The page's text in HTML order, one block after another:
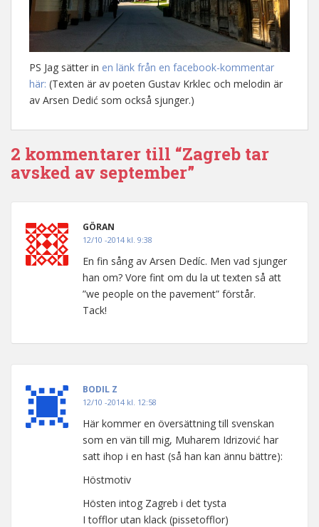
PS Jag sätter in en länk från en facebook-kommentar
här: (Texten är av poeten Gustav Krklec och melodin är
av Arsen Dedić som också sjunger.)
2 kommentarer till “Zagreb tar
avsked av september”
GÖRAN
12/10 -2014 kl. 9:38
En fin sång av Arsen Dedíc. Men vad sjunger
han om? Vore fint om du la ut texten så att
”we people on the pavement” förstår.
Tack!
BODIL Z
12/10 -2014 kl. 12:58
Här kommer en översättning till svenskan
som en vän till mig, Muharem Idrizović har
satt ihop i en hast (så han kan ännu bättre):
Höstmotiv
Hösten intog Zagreb i det tysta
I tofflor utan klack (pissetofflor)